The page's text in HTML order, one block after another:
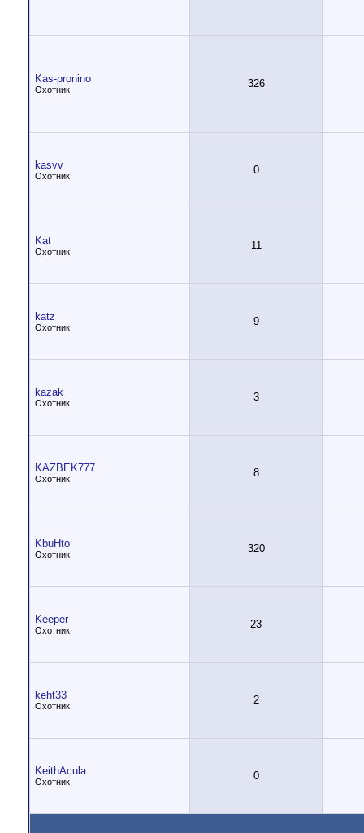
Kas-pronino
Охотник 326
kasvv
Охотник 0
Kat
Охотник 11
katz
Охотник 9
kazak
Охотник 3
KAZBEK777
Охотник 8
KbuHto
Охотник 320
Keeper
Охотник 23
keht33
Охотник 2
KeithAcula
Охотник 0